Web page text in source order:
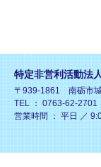
特定非営利活動法
〒939-1861 南砺市城
TEL ： 0763-62-
営業時間 ： 平日 ／